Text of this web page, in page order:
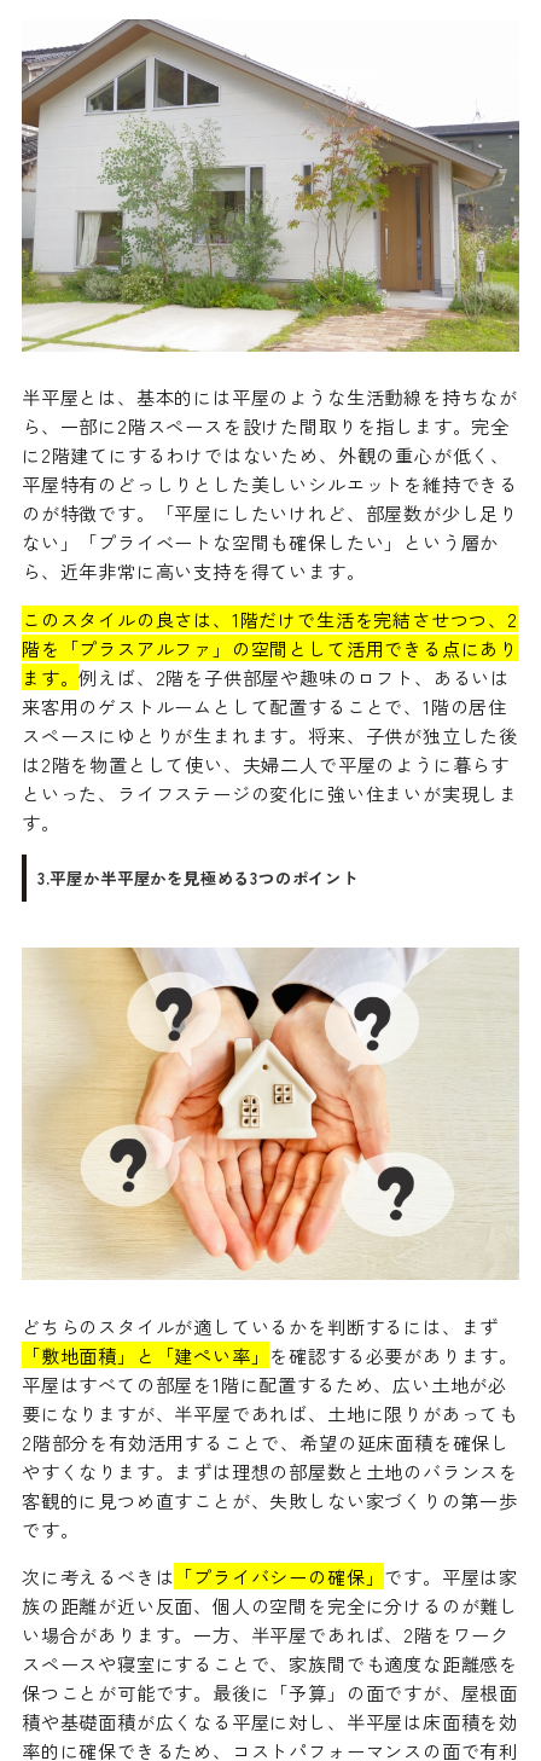
半平屋とは、基本的には平屋のような生活動線を持ちなが
ら、一部に2階スペースを設けた間取りを指します。完全
に2階建てにするわけではないため、外観の重心が低く、
平屋特有のどっしりとした美しいシルエットを維持できる
のが特徴です。「平屋にしたいけれど、部屋数が少し足り
ない」「プライベートな空間も確保したい」という層か
ら、近年非常に高い支持を得ています。
このスタイルの良さは、1階だけで生活を完結させつつ、2
階を「プラスアルファ」の空間として活用できる点にあり
ます。例えば、2階を子供部屋や趣味のロフト、あるいは
来客用のゲストルームとして配置することで、1階の居住
スペースにゆとりが生まれます。将来、子供が独立した後
は2階を物置として使い、夫婦二人で平屋のように暮らす
といった、ライフステージの変化に強い住まいが実現しま
す。
3.平屋か半平屋かを見極める3つのポイント
どちらのスタイルが適しているかを判断するには、まず
「敷地面積」と「建ぺい率」 を確認する必要があります。
平屋はすべての部屋を1階に配置するため、広い土地が必
要になりますが、半平屋であれば、土地に限りがあっても
2階部分を有効活用することで、希望の延床面積を確保し
やすくなります。まずは理想の部屋数と土地のバランスを
客観的に見つめ直すことが、失敗しない家づくりの第一歩
です。
次に考えるべきは 「プライバシーの確保」 です。平屋は家
族の距離が近い反面、個人の空間を完全に分けるのが難し
い場合があります。一方、半平屋であれば、2階をワーク
スペースや寝室にすることで、家族間でも適度な距離感を
保つことが可能です。最後に「予算」の面ですが、屋根面
積や基礎面積が広くなる平屋に対し、半平屋は床面積を効
率的に確保できるため、コストパフォーマンスの面で有利